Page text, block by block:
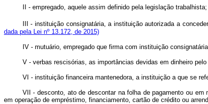
II - empregado, aquele assim definido pela legislação trabalhista;
III - instituição consignatária, a instituição autorizada a
dada pela Lei nº 13.172, de 2015)
IV - mutuário, empregado que firma com instituição
V - verbas rescisórias, as importâncias devidas em dinheiro
VI - instituição financeira mantenedora, a instituição a que se
VII - desconto, ato de descontar na folha de pagamento ou
em operação de empréstimo, financiamento, cartão de crédito ou